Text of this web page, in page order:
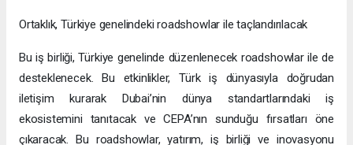
Ortaklık, Türkiye genelindeki roadshowlar ile taçlandırılacak
Bu iş birliği, Türkiye genelinde düzenlenecek roadshowlar ile de
desteklenecek. Bu etkinlikler, Türk iş dünyasıyla doğrudan
iletişim kurarak Dubai’nin dünya standartlarındaki iş
ekosistemini tanıtacak ve CEPA’nın sunduğu fırsatları öne
çıkaracak. Bu roadshowlar, yatırım, iş birliği ve inovasyonu